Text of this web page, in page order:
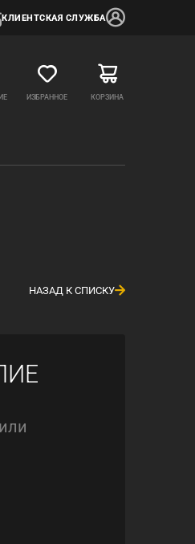
КЛИЕНТСКАЯ СЛУЖБА
ИЗБРАННОЕ КОРЗИНА
НАЗАД К СПИСКУ